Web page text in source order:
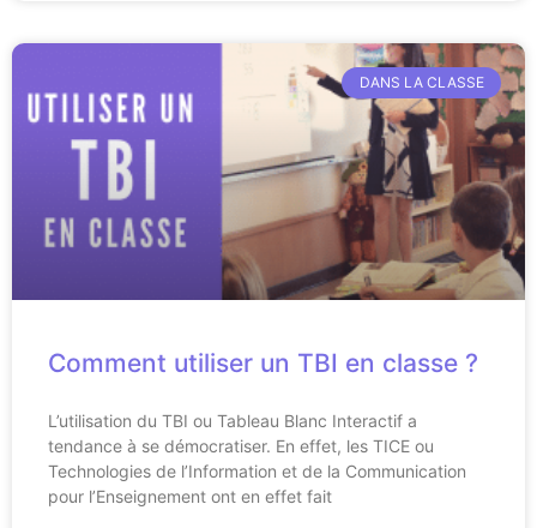
DANS LA CLASSE
Comment utiliser un TBI en classe ?
L’utilisation du TBI ou Tableau Blanc Interactif a
tendance à se démocratiser. En effet, les TICE ou
Technologies de l’Information et de la Communication
pour l’Enseignement ont en effet fait